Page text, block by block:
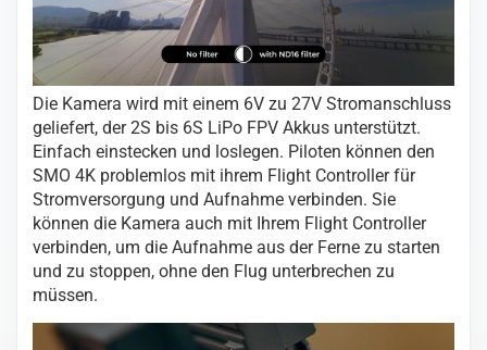
Die Kamera wird mit einem 6V zu 27V Stromanschluss
geliefert, der 2S bis 6S LiPo FPV Akkus unterstützt.
Einfach einstecken und loslegen. Piloten können den
SMO 4K problemlos mit ihrem Flight Controller für
Stromversorgung und Aufnahme verbinden. Sie
können die Kamera auch mit Ihrem Flight Controller
verbinden, um die Aufnahme aus der Ferne zu starten
und zu stoppen, ohne den Flug unterbrechen zu
müssen.